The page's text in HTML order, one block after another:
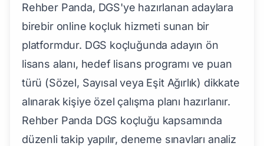
Rehber Panda, DGS'ye hazırlanan adaylara
birebir online koçluk hizmeti sunan bir
platformdur. DGS koçluğunda adayın ön
lisans alanı, hedef lisans programı ve puan
türü (Sözel, Sayısal veya Eşit Ağırlık) dikkate
alınarak kişiye özel çalışma planı hazırlanır.
Rehber Panda DGS koçluğu kapsamında
düzenli takip yapılır, deneme sınavları analiz